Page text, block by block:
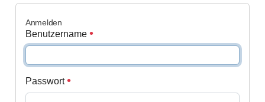
Anmelden
Benutzername
Passwort